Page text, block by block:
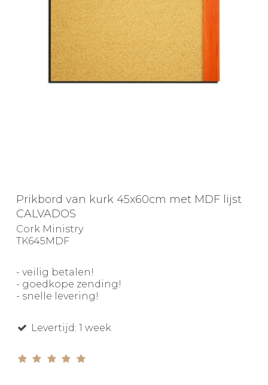
Prikbord van kurk 45x60cm met MDF lijst
CALVADOS
Cork Ministry
TK645MDF
- veilig betalen!
- goedkope zending!
- snelle levering!
Levertijd: 1 week